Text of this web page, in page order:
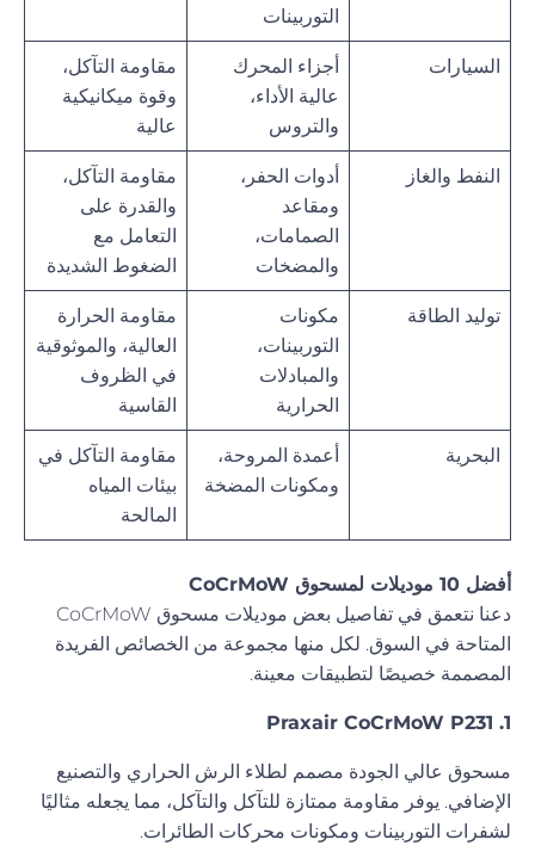
التوربينات
السيارات
أجزاء المحرك
عالية الأداء،
والتروس
مقاومة التآكل،
وقوة ميكانيكية
عالية
النفط والغاز
أدوات الحفر،
ومقاعد
الصمامات،
والمضخات
مقاومة التآكل،
والقدرة على
التعامل مع
الضغوط الشديدة
توليد الطاقة
مكونات
التوربينات،
والمبادلات
الحرارية
مقاومة الحرارة
العالية، والموثوقية
في الظروف
القاسية
البحرية
أعمدة المروحة،
ومكونات المضخة
مقاومة التآكل في
بيئات المياه
المالحة
أفضل 10 موديلات لمسحوق CoCrMoW
دعنا نتعمق في تفاصيل بعض موديلات مسحوق CoCrMoW
المتاحة في السوق. لكل منها مجموعة من الخصائص الفريدة
المصممة خصيصًا لتطبيقات معينة.
1. Praxair CoCrMoW P231
مسحوق عالي الجودة مصمم لطلاء الرش الحراري والتصنيع
الإضافي. يوفر مقاومة ممتازة للتآكل والتآكل، مما يجعله مثاليًا
لشفرات التوربينات ومكونات محركات الطائرات.